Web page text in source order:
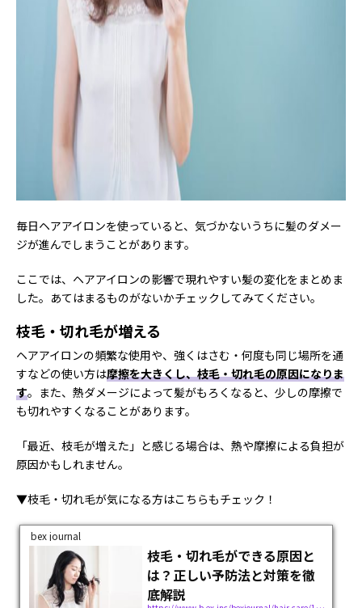
毎日ヘアアイロンを使っていると、気づかないうちに髪のダメー
ジが進んでしまうことがあります。
ここでは、ヘアアイロンの影響で現れやすい髪の変化をまとめま
した。あてはまるものがないかチェックしてみてください。
枝毛・切れ毛が増える
ヘアアイロンの頻繁な使用や、強くはさむ・何度も同じ場所を通
すなどの使い方は摩擦を大きくし、枝毛・切れ毛の原因になりま
す。また、熱ダメージによって髪がもろくなると、少しの摩擦で
も切れやすくなることがあります。
「最近、枝毛が増えた」と感じる場合は、熱や摩擦による負担が
原因かもしれません。
▼枝毛・切れ毛が気になる方はこちらもチェック！
bex journal
枝毛・切れ毛ができる原因と
は？正しい予防法と対策を徹
底解説